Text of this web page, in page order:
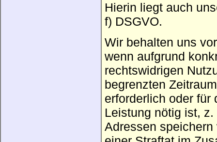
Hierin liegt auch
f) DSGVO.
Wir behalten uns
wenn aufgrund
rechtswidrigen
begrenzten
erforderlich oder für
Leistung nötig ist,
Adressen